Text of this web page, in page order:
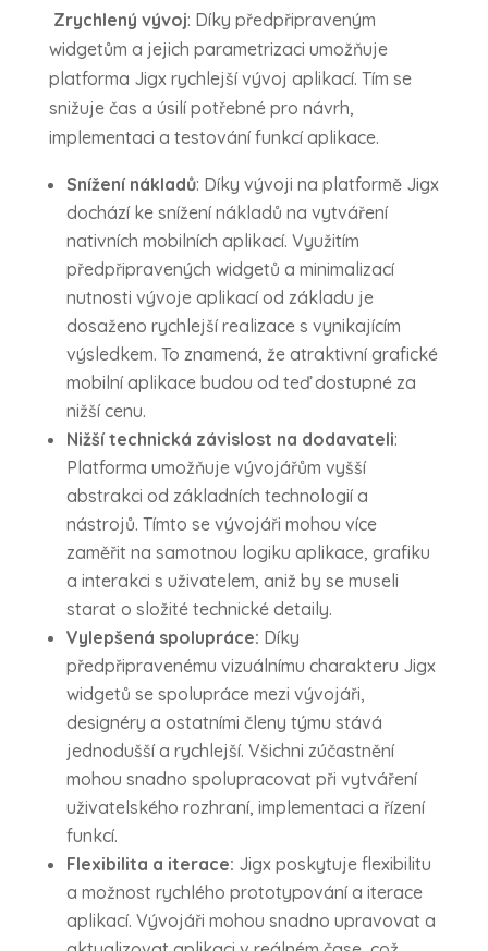
Zrychlený vývoj: Díky předpřipraveným
widgetům a jejich parametrizaci umožňuje
platforma Jigx rychlejší vývoj aplikací. Tím se
snižuje čas a úsilí potřebné pro návrh,
implementaci a testování funkcí aplikace.
Snížení nákladů: Díky vývoji na platformě Jigx
dochází ke snížení nákladů na vytváření
nativních mobilních aplikací. Využitím
předpřipravených widgetů a minimalizací
nutnosti vývoje aplikací od základu je
dosaženo rychlejší realizace s vynikajícím
výsledkem. To znamená, že atraktivní grafické
mobilní aplikace budou od teď dostupné za
nižší cenu.
Nižší technická závislost na dodavateli:
Platforma umožňuje vývojářům vyšší
abstrakci od základních technologií a
nástrojů. Tímto se vývojáři mohou více
zaměřit na samotnou logiku aplikace, grafiku
a interakci s uživatelem, aniž by se museli
starat o složité technické detaily.
Vylepšená spolupráce: Díky
předpřipravenému vizuálnímu charakteru Jigx
widgetů se spolupráce mezi vývojáři,
designéry a ostatními členy týmu stává
jednodušší a rychlejší. Všichni zúčastnění
mohou snadno spolupracovat při vytváření
uživatelského rozhraní, implementaci a řízení
funkcí.
Flexibilita a iterace: Jigx poskytuje flexibilitu
a možnost rychlého prototypování a iterace
aplikací. Vývojáři mohou snadno upravovat a